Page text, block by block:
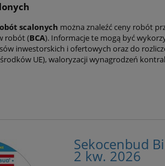
scalonych można znaleźć ceny robót
robót (BCA). Informacje te mogą być
inwestorskich i ofertowych oraz do
UE), waloryzacji wynagrodzeń
Sekocenbud
2 kw. 2026